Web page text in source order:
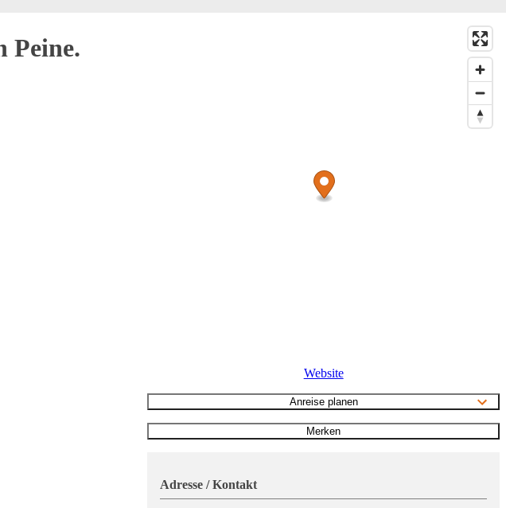
Peine.
Adresse / Kontakt
Website
Anreise planen
Merken